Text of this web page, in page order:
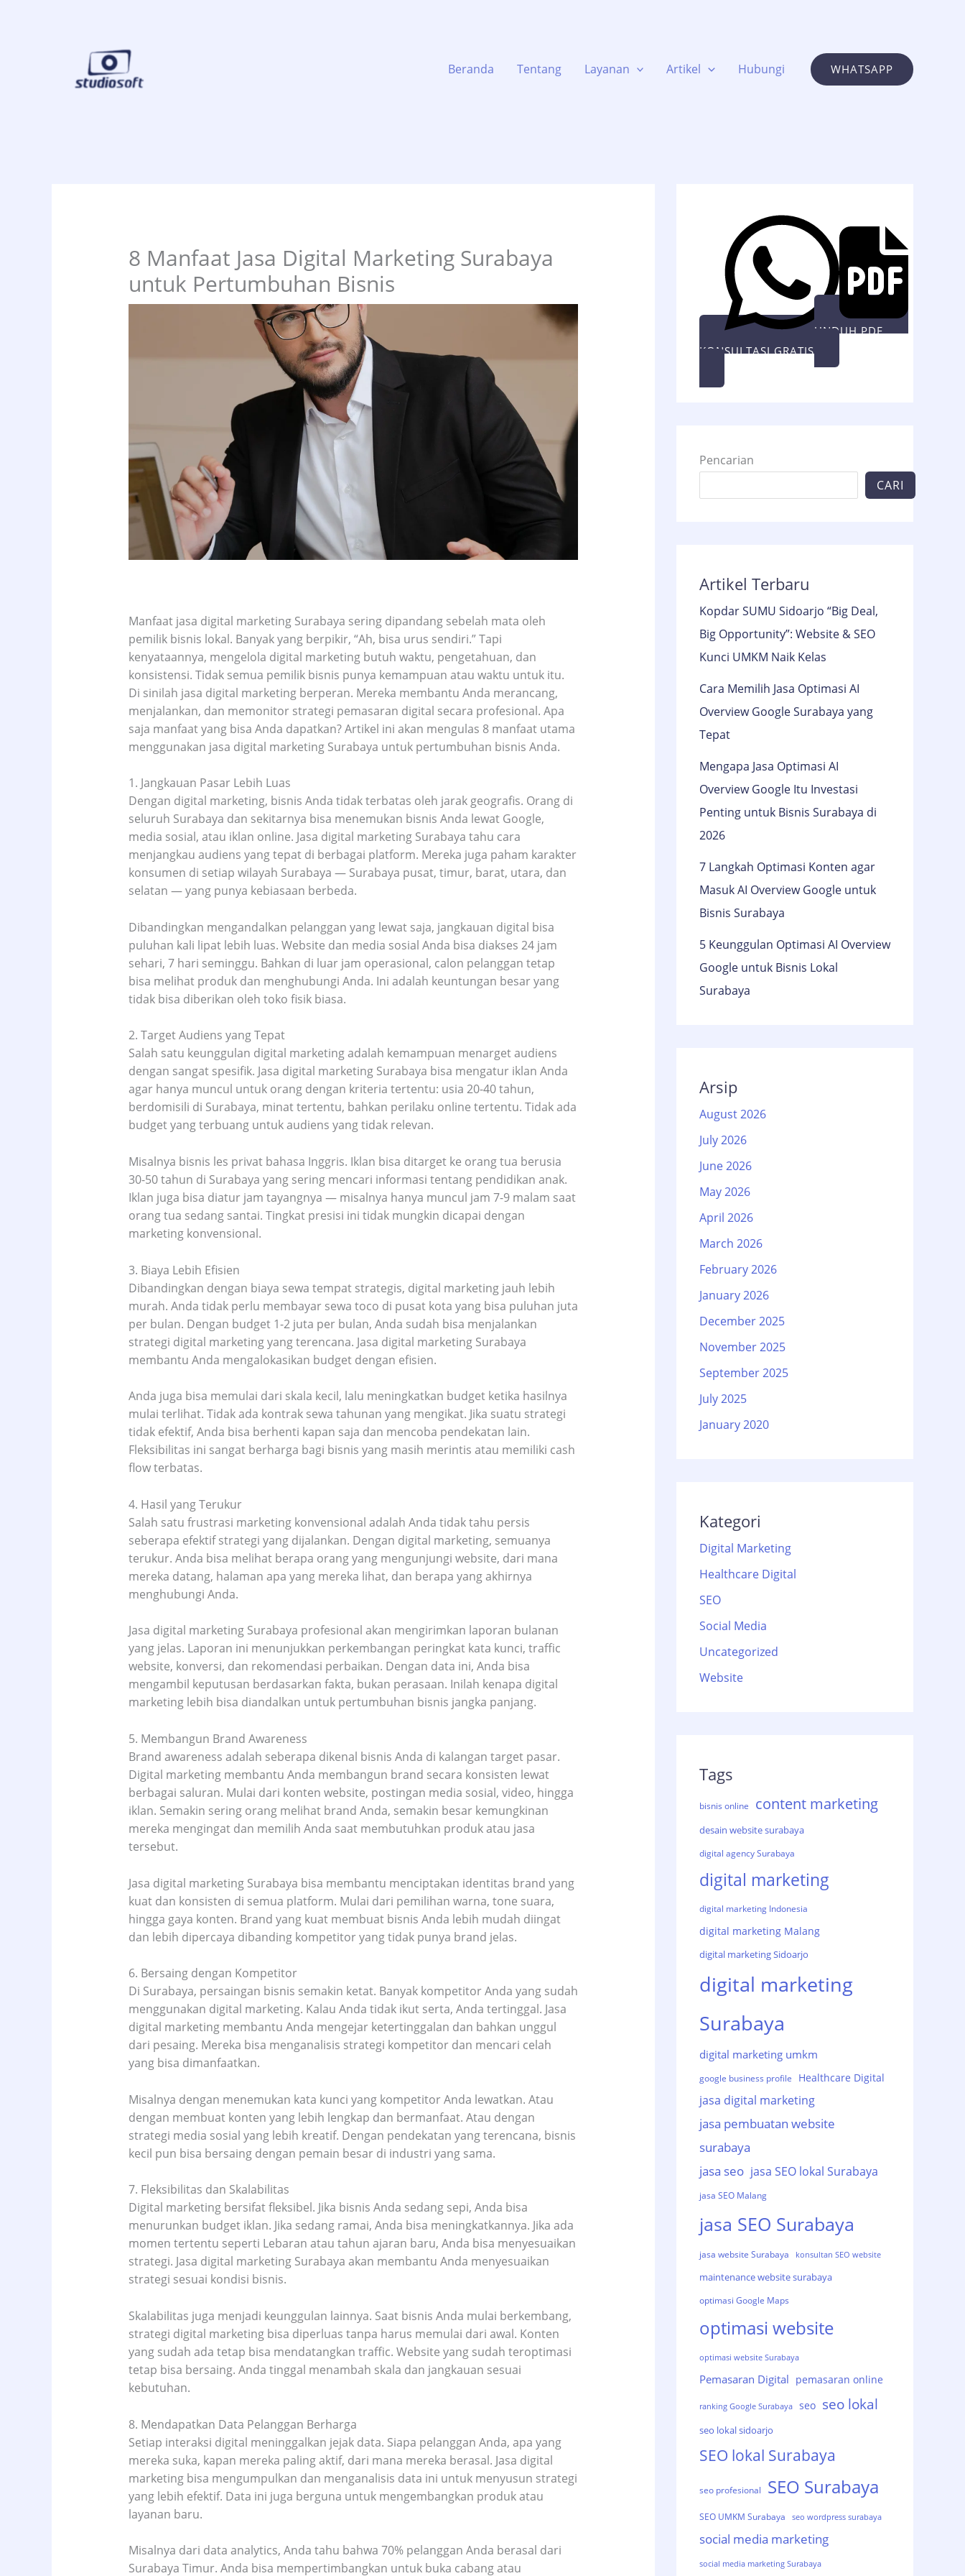
Beranda
Tentang Layanan Artikel Hubungi WHATSAPP
8 Manfaat Jasa Digital Marketing Surabaya
untuk Pertumbuhan Bisnis
Manfaat jasa digital marketing Surabaya sering dipandang sebelah mata oleh
pemilik bisnis lokal. Banyak yang berpikir, “Ah, bisa urus sendiri.” Tapi
kenyataannya, mengelola digital marketing butuh waktu, pengetahuan, dan
konsistensi. Tidak semua pemilik bisnis punya kemampuan atau waktu untuk itu.
Di sinilah jasa digital marketing berperan. Mereka membantu Anda merancang,
menjalankan, dan memonitor strategi pemasaran digital secara profesional. Apa
saja manfaat yang bisa Anda dapatkan? Artikel ini akan mengulas 8 manfaat utama
menggunakan jasa digital marketing Surabaya untuk pertumbuhan bisnis Anda.
1. Jangkauan Pasar Lebih Luas
Dengan digital marketing, bisnis Anda tidak terbatas oleh jarak geografis. Orang di
seluruh Surabaya dan sekitarnya bisa menemukan bisnis Anda lewat Google,
media sosial, atau iklan online. Jasa digital marketing Surabaya tahu cara
menjangkau audiens yang tepat di berbagai platform. Mereka juga paham karakter
konsumen di setiap wilayah Surabaya — Surabaya pusat, timur, barat, utara, dan
selatan — yang punya kebiasaan berbeda.
Dibandingkan mengandalkan pelanggan yang lewat saja, jangkauan digital bisa
puluhan kali lipat lebih luas. Website dan media sosial Anda bisa diakses 24 jam
sehari, 7 hari seminggu. Bahkan di luar jam operasional, calon pelanggan tetap
bisa melihat produk dan menghubungi Anda. Ini adalah keuntungan besar yang
tidak bisa diberikan oleh toko fisik biasa.
2. Target Audiens yang Tepat
Salah satu keunggulan digital marketing adalah kemampuan menarget audiens
dengan sangat spesifik. Jasa digital marketing Surabaya bisa mengatur iklan Anda
agar hanya muncul untuk orang dengan kriteria tertentu: usia 20-40 tahun,
berdomisili di Surabaya, minat tertentu, bahkan perilaku online tertentu. Tidak ada
budget yang terbuang untuk audiens yang tidak relevan.
Misalnya bisnis les privat bahasa Inggris. Iklan bisa ditarget ke orang tua berusia
30-50 tahun di Surabaya yang sering mencari informasi tentang pendidikan anak.
Iklan juga bisa diatur jam tayangnya — misalnya hanya muncul jam 7-9 malam saat
orang tua sedang santai. Tingkat presisi ini tidak mungkin dicapai dengan
marketing konvensional.
3. Biaya Lebih Efisien
Dibandingkan dengan biaya sewa tempat strategis, digital marketing jauh lebih
murah. Anda tidak perlu membayar sewa toco di pusat kota yang bisa puluhan juta
per bulan. Dengan budget 1-2 juta per bulan, Anda sudah bisa menjalankan
strategi digital marketing yang terencana. Jasa digital marketing Surabaya
membantu Anda mengalokasikan budget dengan efisien.
Anda juga bisa memulai dari skala kecil, lalu meningkatkan budget ketika hasilnya
mulai terlihat. Tidak ada kontrak sewa tahunan yang mengikat. Jika suatu strategi
tidak efektif, Anda bisa berhenti kapan saja dan mencoba pendekatan lain.
Fleksibilitas ini sangat berharga bagi bisnis yang masih merintis atau memiliki cash
flow terbatas.
4. Hasil yang Terukur
Salah satu frustrasi marketing konvensional adalah Anda tidak tahu persis
seberapa efektif strategi yang dijalankan. Dengan digital marketing, semuanya
terukur. Anda bisa melihat berapa orang yang mengunjungi website, dari mana
mereka datang, halaman apa yang mereka lihat, dan berapa yang akhirnya
menghubungi Anda.
Jasa digital marketing Surabaya profesional akan mengirimkan laporan bulanan
yang jelas. Laporan ini menunjukkan perkembangan peringkat kata kunci, traffic
website, konversi, dan rekomendasi perbaikan. Dengan data ini, Anda bisa
mengambil keputusan berdasarkan fakta, bukan perasaan. Inilah kenapa digital
marketing lebih bisa diandalkan untuk pertumbuhan bisnis jangka panjang.
5. Membangun Brand Awareness
Brand awareness adalah seberapa dikenal bisnis Anda di kalangan target pasar.
Digital marketing membantu Anda membangun brand secara konsisten lewat
berbagai saluran. Mulai dari konten website, postingan media sosial, video, hingga
iklan. Semakin sering orang melihat brand Anda, semakin besar kemungkinan
mereka mengingat dan memilih Anda saat membutuhkan produk atau jasa
tersebut.
Jasa digital marketing Surabaya bisa membantu menciptakan identitas brand yang
kuat dan konsisten di semua platform. Mulai dari pemilihan warna, tone suara,
hingga gaya konten. Brand yang kuat membuat bisnis Anda lebih mudah diingat
dan lebih dipercaya dibanding kompetitor yang tidak punya brand jelas.
6. Bersaing dengan Kompetitor
Di Surabaya, persaingan bisnis semakin ketat. Banyak kompetitor Anda yang sudah
menggunakan digital marketing. Kalau Anda tidak ikut serta, Anda tertinggal. Jasa
digital marketing membantu Anda mengejar ketertinggalan dan bahkan unggul
dari pesaing. Mereka bisa menganalisis strategi kompetitor dan mencari celah
yang bisa dimanfaatkan.
Misalnya dengan menemukan kata kunci yang kompetitor Anda lewatkan. Atau
dengan membuat konten yang lebih lengkap dan bermanfaat. Atau dengan
strategi media sosial yang lebih kreatif. Dengan pendekatan yang terencana, bisnis
kecil pun bisa bersaing dengan pemain besar di industri yang sama.
7. Fleksibilitas dan Skalabilitas
Digital marketing bersifat fleksibel. Jika bisnis Anda sedang sepi, Anda bisa
menurunkan budget iklan. Jika sedang ramai, Anda bisa meningkatkannya. Jika ada
momen tertentu seperti Lebaran atau tahun ajaran baru, Anda bisa menyesuaikan
strategi. Jasa digital marketing Surabaya akan membantu Anda menyesuaikan
strategi sesuai kondisi bisnis.
Skalabilitas juga menjadi keunggulan lainnya. Saat bisnis Anda mulai berkembang,
strategi digital marketing bisa diperluas tanpa harus memulai dari awal. Konten
yang sudah ada tetap bisa mendatangkan traffic. Website yang sudah teroptimasi
tetap bisa bersaing. Anda tinggal menambah skala dan jangkauan sesuai
kebutuhan.
8. Mendapatkan Data Pelanggan Berharga
Setiap interaksi digital meninggalkan jejak data. Siapa pelanggan Anda, apa yang
mereka suka, kapan mereka paling aktif, dari mana mereka berasal. Jasa digital
marketing bisa mengumpulkan dan menganalisis data ini untuk menyusun strategi
yang lebih efektif. Data ini juga berguna untuk mengembangkan produk atau
layanan baru.
Misalnya dari data analytics, Anda tahu bahwa 70% pelanggan Anda berasal dari
Surabaya Timur. Anda bisa mempertimbangkan untuk buka cabang atau
KONSULTASI GRATIS
UNDUH PDF
Pencarian
CARI
Artikel Terbaru
Kopdar SUMU Sidoarjo “Big Deal,
Big Opportunity”: Website & SEO
Kunci UMKM Naik Kelas
Cara Memilih Jasa Optimasi AI
Overview Google Surabaya yang
Tepat
Mengapa Jasa Optimasi AI
Overview Google Itu Investasi
Penting untuk Bisnis Surabaya di
2026
7 Langkah Optimasi Konten agar
Masuk AI Overview Google untuk
Bisnis Surabaya
5 Keunggulan Optimasi AI Overview
Google untuk Bisnis Lokal
Surabaya
Arsip
August 2026
July 2026
June 2026
May 2026
April 2026
March 2026
February 2026
January 2026
December 2025
November 2025
September 2025
July 2025
January 2020
Kategori
Digital Marketing
Healthcare Digital
SEO
Social Media
Uncategorized
Website
Tags
bisnis online content marketing
desain website surabaya
digital agency Surabaya
digital marketing
digital marketing Indonesia
digital marketing Malang
digital marketing Sidoarjo
digital marketing
Surabaya
digital marketing umkm
google business profile Healthcare Digital
jasa digital marketing
jasa pembuatan website
surabaya
jasa seo jasa SEO lokal Surabaya
jasa SEO Malang
jasa SEO Surabaya
jasa website Surabaya konsultan SEO website
maintenance website surabaya
optimasi Google Maps
optimasi website
optimasi website Surabaya
Pemasaran Digital pemasaran online
ranking Google Surabaya seo seo lokal
seo lokal sidoarjo
SEO lokal Surabaya
seo profesional SEO Surabaya
SEO UMKM Surabaya seo wordpress surabaya
social media marketing
social media marketing Surabaya